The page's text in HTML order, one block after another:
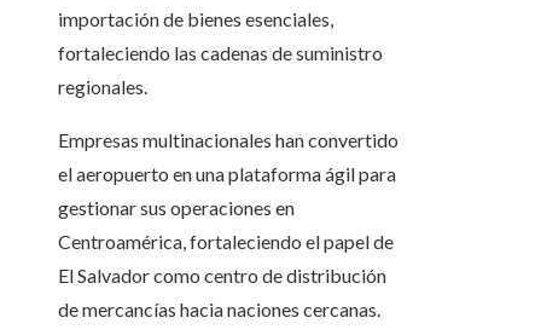
importación de bienes esenciales,
fortaleciendo las cadenas de suministro
regionales.
Empresas multinacionales han convertido
el aeropuerto en una plataforma ágil para
gestionar sus operaciones en
Centroamérica, fortaleciendo el papel de
El Salvador como centro de distribución
de mercancías hacia naciones cercanas.